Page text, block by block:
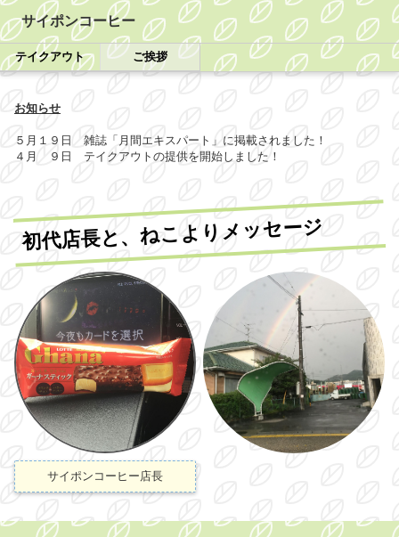
サイポンコーヒー
テイクアウト ご挨拶
お知らせ
５月１９日 雑誌「月間エキスパート」に掲載されました！
４月 ９日 テイクアウトの提供を開始しました！
初代店長と、ねこよりメッセージ
サイポンコーヒー店長